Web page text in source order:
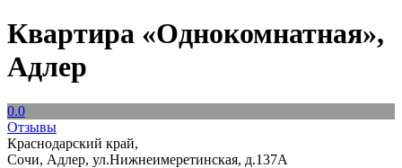
Квартира «Однокомнатная»,
Адлер
0.0
Отзывы
Краснодарский край,
Сочи, Адлер, ул.Нижнеимеретинская, д.137А